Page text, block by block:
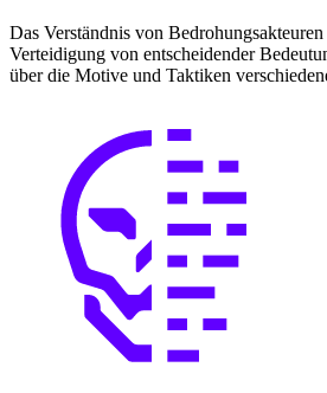
Das Verständnis von
Verteidigung von entscheidender
über die Motive und Taktiken